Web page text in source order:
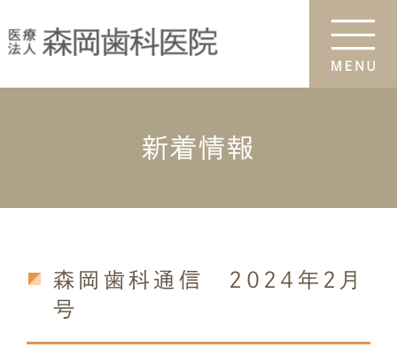
新着情報
森岡歯科通信 2024年2月
号